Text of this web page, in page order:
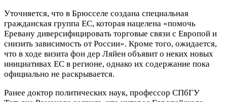
Уточняется, что в Брюсселе создана специальная
гражданская группа ЕС, которая нацелена «помочь
Еревану диверсифицировать торговые связи с Европой и
снизить зависимость от России». Кроме того, ожидается,
что в ходе визита фон дер Ляйен объявит о неких новых
инициативах ЕС в регионе, однако их содержание пока
официально не раскрывается.
Ранее доктор политических наук, профессор СПбГУ